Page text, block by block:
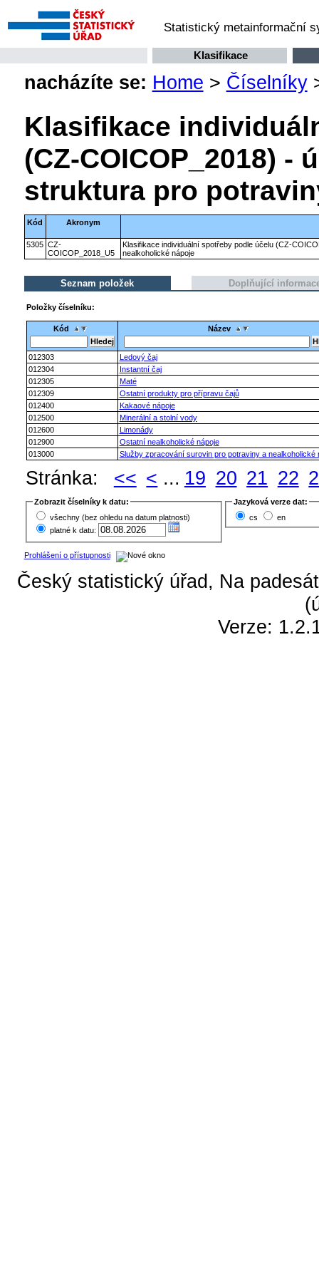
Statistický metainformační
Klasifikace
nacházíte se: Home > Číselníky
Klasifikace
(CZ-COICOP_2018) -
struktura pro
Kód Akronym
5305 CZ-
COICOP_2018_U5
Klasifikace individuální spotřeby podle účelu (CZ-
nealkoholické nápoje
Seznam položek Doplňující
Položky číselníku:
Kód Název
012303
Ledový čaj
012304
Instantní čaj
012305
Maté
012309
Ostatní produkty pro přípravu čajů
012400
Kakaové nápoje
012500
Minerální a stolní vody
012600
Limonády
012900
Ostatní nealkoholické nápoje
013000
Služby zpracování surovin pro potraviny a nealkoholické
Stránka: << < ... 19 20 21 22
Zobrazit číselníky k datu:
všechny (bez ohledu na datum platnosti)
platné k datu:
Jazyková verze dat:
cs
en
Prohlášení o přístupnosti
Český statistický úřad, Na
Verze: